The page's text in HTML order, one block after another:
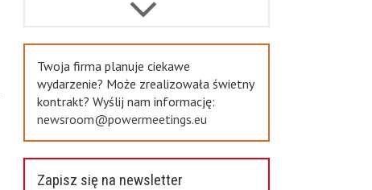
Twoja firma planuje ciekawe
wydarzenie? Może zrealizowała świetny
kontrakt? Wyślij nam informację:
newsroom@powermeetings.eu
Zapisz się na newsletter